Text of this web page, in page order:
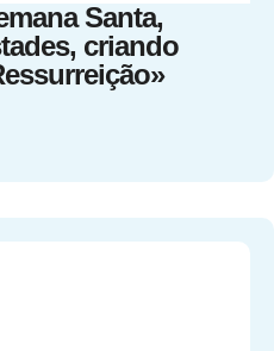
Santa,
criando